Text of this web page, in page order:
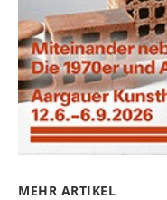
MEHR ARTIKEL